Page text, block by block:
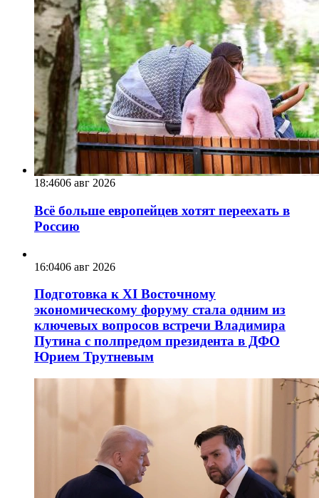
18:4606 авг 2026
Всё больше европейцев хотят переехать в
Россию
16:0406 авг 2026
Подготовка к XI Восточному
экономическому форуму стала одним из
ключевых вопросов встречи Владимира
Путина с полпредом президента в ДФО
Юрием Трутневым